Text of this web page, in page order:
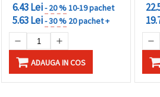
6.43 Lei- 20 %10-19 pachet
5.63 Lei- 30 % 20 pachet +
ADAUGA IN COS